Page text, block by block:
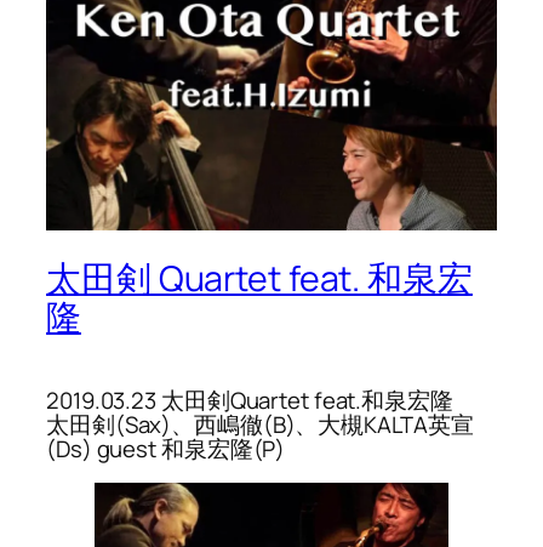
太田剣 Quartet feat. 和泉宏
隆
2019.03.23 太田剣Quartet feat.和泉宏隆
太田剣(Sax)、西嶋徹(B)、大槻KALTA英宣
(Ds) guest 和泉宏隆(P)